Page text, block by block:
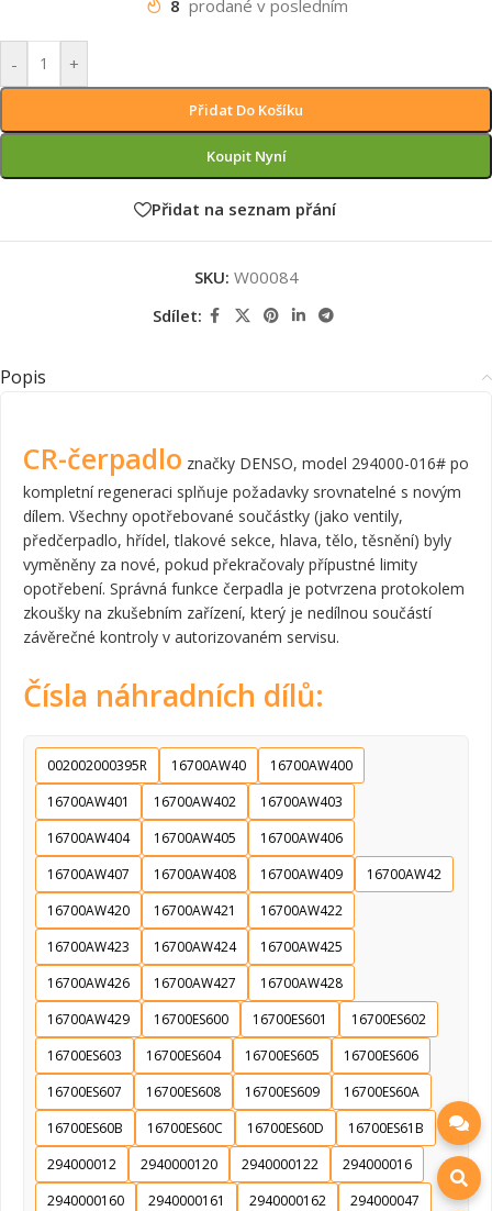
8 prodané v posledním
- +
Přidat Do Košíku
Koupit Nyní
Přidat na seznam přání
SKU: W00084
Sdílet:
Popis
CR-čerpadlo značky DENSO, model 294000-016# po
kompletní regeneraci splňuje požadavky srovnatelné s novým
dílem. Všechny opotřebované součástky (jako ventily,
předčerpadlo, hřídel, tlakové sekce, hlava, tělo, těsnění) byly
vyměněny za nové, pokud překračovaly přípustné limity
opotřebení. Správná funkce čerpadla je potvrzena protokolem
zkoušky na zkušebním zařízení, který je nedílnou součástí
závěrečné kontroly v autorizovaném servisu.
Čísla náhradních dílů:
002002000395R 16700AW40
16700AW400
16700AW401
16700AW402
16700AW403
16700AW404
16700AW405
16700AW406
16700AW407
16700AW408 16700AW409
16700AW42
16700AW420
16700AW421
16700AW422
16700AW423
16700AW424
16700AW425
16700AW426
16700AW427
16700AW428
16700AW429
16700ES600 16700ES601
16700ES602
16700ES603
16700ES604 16700ES605
16700ES606
16700ES607
16700ES608 16700ES609
16700ES60A
16700ES60B
16700ES60C 16700ES60D
16700ES61B
294000012
2940000120 2940000122
294000016
2940000160
2940000161 2940000162
294000047